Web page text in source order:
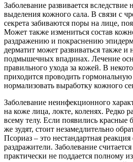
Заболевание развивается
выделения кожного сала. В связи с
секрета забиваются поры на лице,
Может также измениться состав
раздражению и покраснению
дерматит может развиваться также
подмышечных впадинах. Лечение
правильного ухода за кожей. В
приходится проводить
нормализовать выработку кожного
Заболевание неинфекционного
на коже лица, локте, коленях. Редко
всему телу. Если появились красные
же зудят, стоит незамедлительно
Псориаз – это нестандартная
раздражители. Заболевание
практически не поддается полному